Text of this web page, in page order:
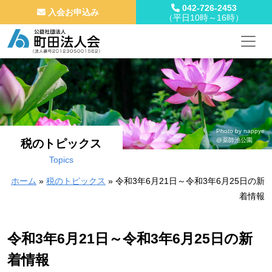
コンテンツへスキップ
メインナビゲーション
入会お申込み
042-726-2453
（平日10時～16時）
税のトピックス
Topics
Photo by nappye
@薬師池公園
ホーム » 税のトピックス » 令和3年6月21日～令和3年6月25日の新
着情報
令和3年6月21日～令和3年6月25日の新
着情報